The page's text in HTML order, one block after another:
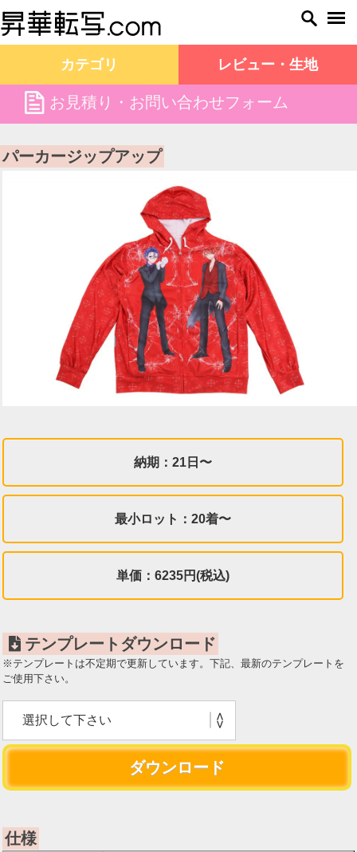
カテゴリ レビュー・生地
file お見積り・お問い合わせフォーム
昇華転写.com TOP 商品一覧 パーカージップアップ
パーカージップアップ
納期：21日〜
最小ロット：20着〜
単価：6235円(税込)
テンプレートダウンロード
※テンプレートは不定期で更新しています。下記、最新のテンプレートを
ご使用下さい。
仕様